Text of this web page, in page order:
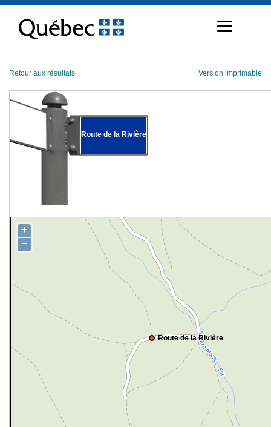
contenu
Retour aux résultats Version imprimable
Route de la Rivière
Route de la Rivière
+
−